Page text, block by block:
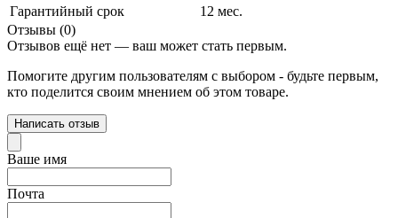
Гарантийный срок
12 мес.
Отзывы (0)
Отзывов ещё нет — ваш может стать первым.
Помогите другим пользователям с выбором - будьте первым,
кто поделится своим мнением об этом товаре.
Написать отзыв
Ваше имя
Почта